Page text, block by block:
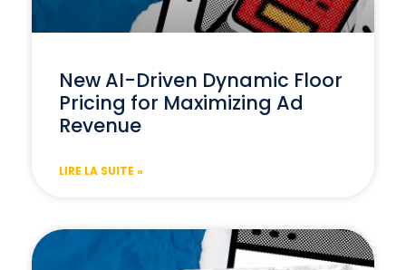
New AI-Driven Dynamic Floor
Pricing for Maximizing Ad
Revenue
LIRE LA SUITE »